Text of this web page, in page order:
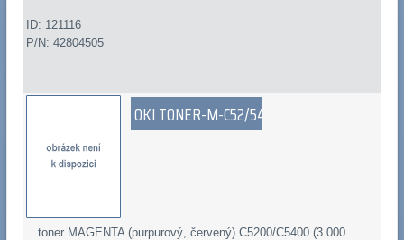
ID: 121116
P/N: 42804505
OKI TONER-M-C52/54
toner MAGENTA (purpurový, červený) C5200/C5400 (3.000